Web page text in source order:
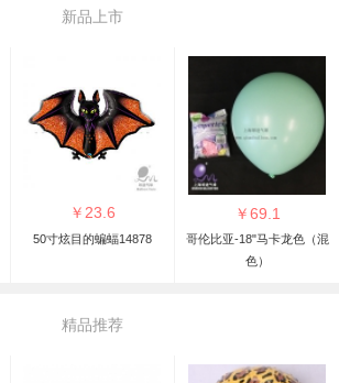
新品上市
￥23.6
50寸炫目的蝙蝠14878
￥69.1
哥伦比亚-18"马卡龙色（混
色）
精品推荐